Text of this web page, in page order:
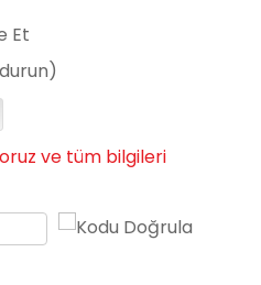
Et
ve tüm bilgileri